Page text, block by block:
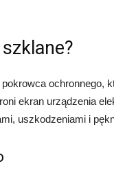
ochronnego,
ekran urządzenia
uszkodzeniami i